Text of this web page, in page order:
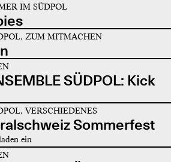
IM SÜDPOL
ZUM MITMACHEN
SÜDPOL: Kick
VERSCHIEDENES
Sommerfest
ein